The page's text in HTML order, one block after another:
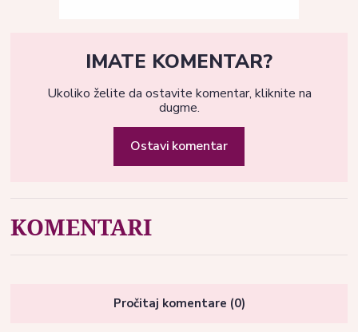
IMATE KOMENTAR?
Ukoliko želite da ostavite komentar, kliknite na
dugme.
Ostavi komentar
KOMENTARI
Pročitaj komentare (0)